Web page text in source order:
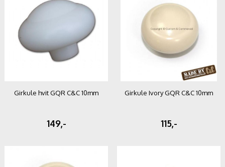
Girkule hvit GQR C&C 10mm
149,-
Girkule Ivory GQR C&C 10mm
115,-